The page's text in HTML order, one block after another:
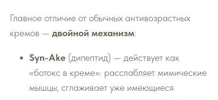
Главное отличие от обычных антивозрастных
кремов — двойной механизм:
Syn-Ake (дипептид) — действует как
«ботокс в креме»: расслабляет мимические
мышцы, сглаживает уже имеющиеся